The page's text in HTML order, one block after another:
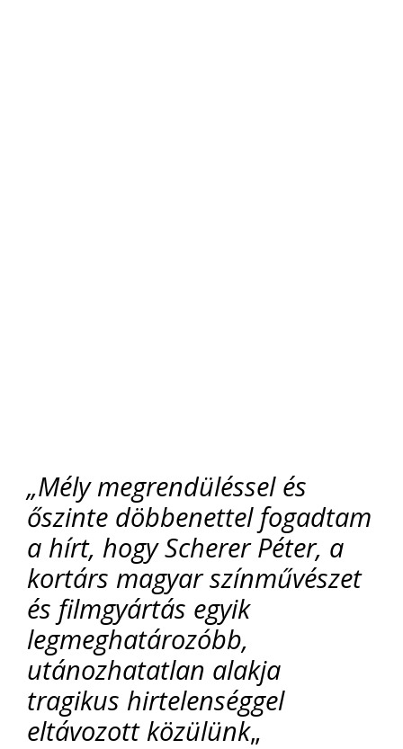
„Mély megrendüléssel és
őszinte döbbenettel fogadtam
a hírt, hogy Scherer Péter, a
kortárs magyar színművészet
és filmgyártás egyik
legmeghatározóbb,
utánozhatatlan alakja
tragikus hirtelenséggel
eltávozott közülünk„